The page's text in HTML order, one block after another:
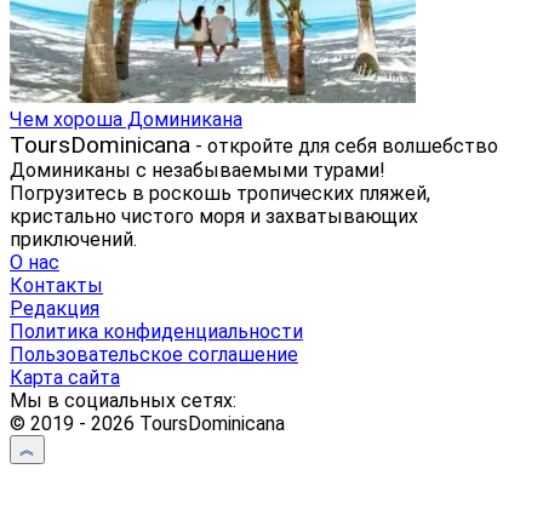
Чем хороша Доминикана
ToursDominicana - откройте для себя волшебство
Доминиканы с незабываемыми турами!
Погрузитесь в роскошь тропических пляжей,
кристально чистого моря и захватывающих
приключений.
О нас
Контакты
Редакция
Политика конфиденциальности
Пользовательское соглашение
Карта сайта
Мы в социальных сетях:
© 2019 - 2026 ToursDominicana